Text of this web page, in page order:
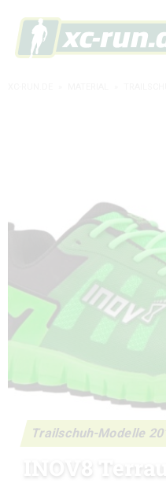
Trailschuh-Modelle
INOV8